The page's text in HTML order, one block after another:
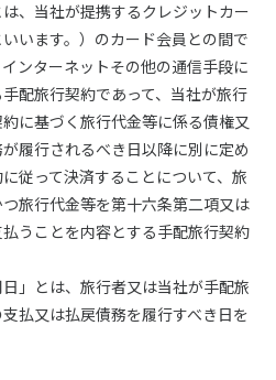
、当社が提携するクレジットカー
います。）のカード会員との間で
ンターネットその他の通信手段に
配旅行契約であって、当社が旅行
に基づく旅行代金等に係る債権又
履行されるべき日以降に別に定め
従って決済することについて、旅
旅行代金等を第十六条第二項又は
うことを内容とする手配旅行契約
」とは、旅行者又は当社が手配旅
払又は払戻債務を履行すべき日を